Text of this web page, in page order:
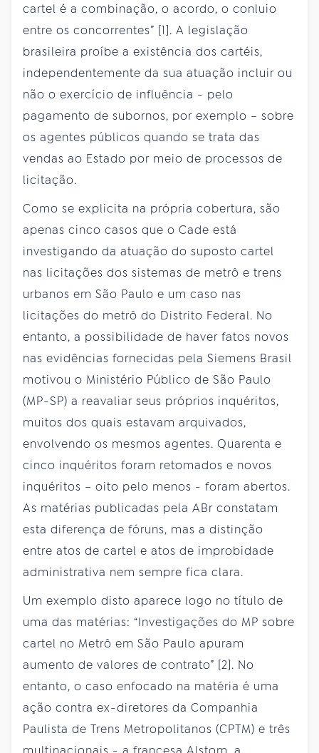
cartel é a combinação, o acordo, o conluio
entre os concorrentes” [1]. A legislação
brasileira proíbe a existência dos cartéis,
independentemente da sua atuação incluir ou
não o exercício de influência - pelo
pagamento de subornos, por exemplo – sobre
os agentes públicos quando se trata das
vendas ao Estado por meio de processos de
licitação.
Como se explicita na própria cobertura, são
apenas cinco casos que o Cade está
investigando da atuação do suposto cartel
nas licitações dos sistemas de metrô e trens
urbanos em São Paulo e um caso nas
licitações do metrô do Distrito Federal. No
entanto, a possibilidade de haver fatos novos
nas evidências fornecidas pela Siemens Brasil
motivou o Ministério Público de São Paulo
(MP-SP) a reavaliar seus próprios inquéritos,
muitos dos quais estavam arquivados,
envolvendo os mesmos agentes. Quarenta e
cinco inquéritos foram retomados e novos
inquéritos – oito pelo menos - foram abertos.
As matérias publicadas pela ABr constatam
esta diferença de fóruns, mas a distinção
entre atos de cartel e atos de improbidade
administrativa nem sempre fica clara.
Um exemplo disto aparece logo no título de
uma das matérias: “Investigações do MP sobre
cartel no Metrô em São Paulo apuram
aumento de valores de contrato” [2]. No
entanto, o caso enfocado na matéria é uma
ação contra ex-diretores da Companhia
Paulista de Trens Metropolitanos (CPTM) e três